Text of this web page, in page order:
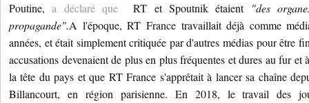
Poutine,a déclaré que RT et Spoutnik étaient "des
propagande".A l'époque, RT France travaillait déjà comme
années, et était simplement critiquée par d'autres médias pour être
accusations devenaient de plus en plus fréquentes et dures au fur et
la tête du pays et que RT France s'apprêtait à lancer sa chaîne
Billancourt, en région parisienne. En 2018, le travail des